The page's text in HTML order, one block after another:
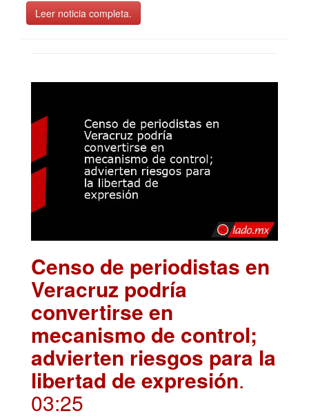
Leer noticia completa.
Censo de periodistas en
Veracruz podría
convertirse en
mecanismo de control;
advierten riesgos para la
libertad de expresión.
03:25